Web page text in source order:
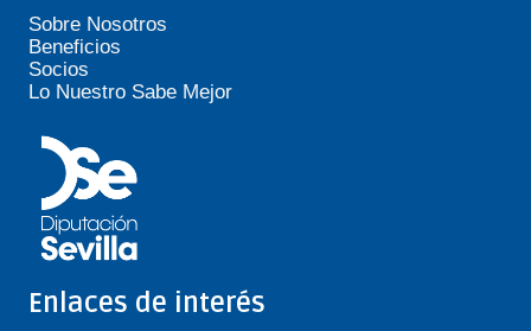
Sobre Nosotros
Beneficios
Socios
Lo Nuestro Sabe Mejor
Enlaces de interés